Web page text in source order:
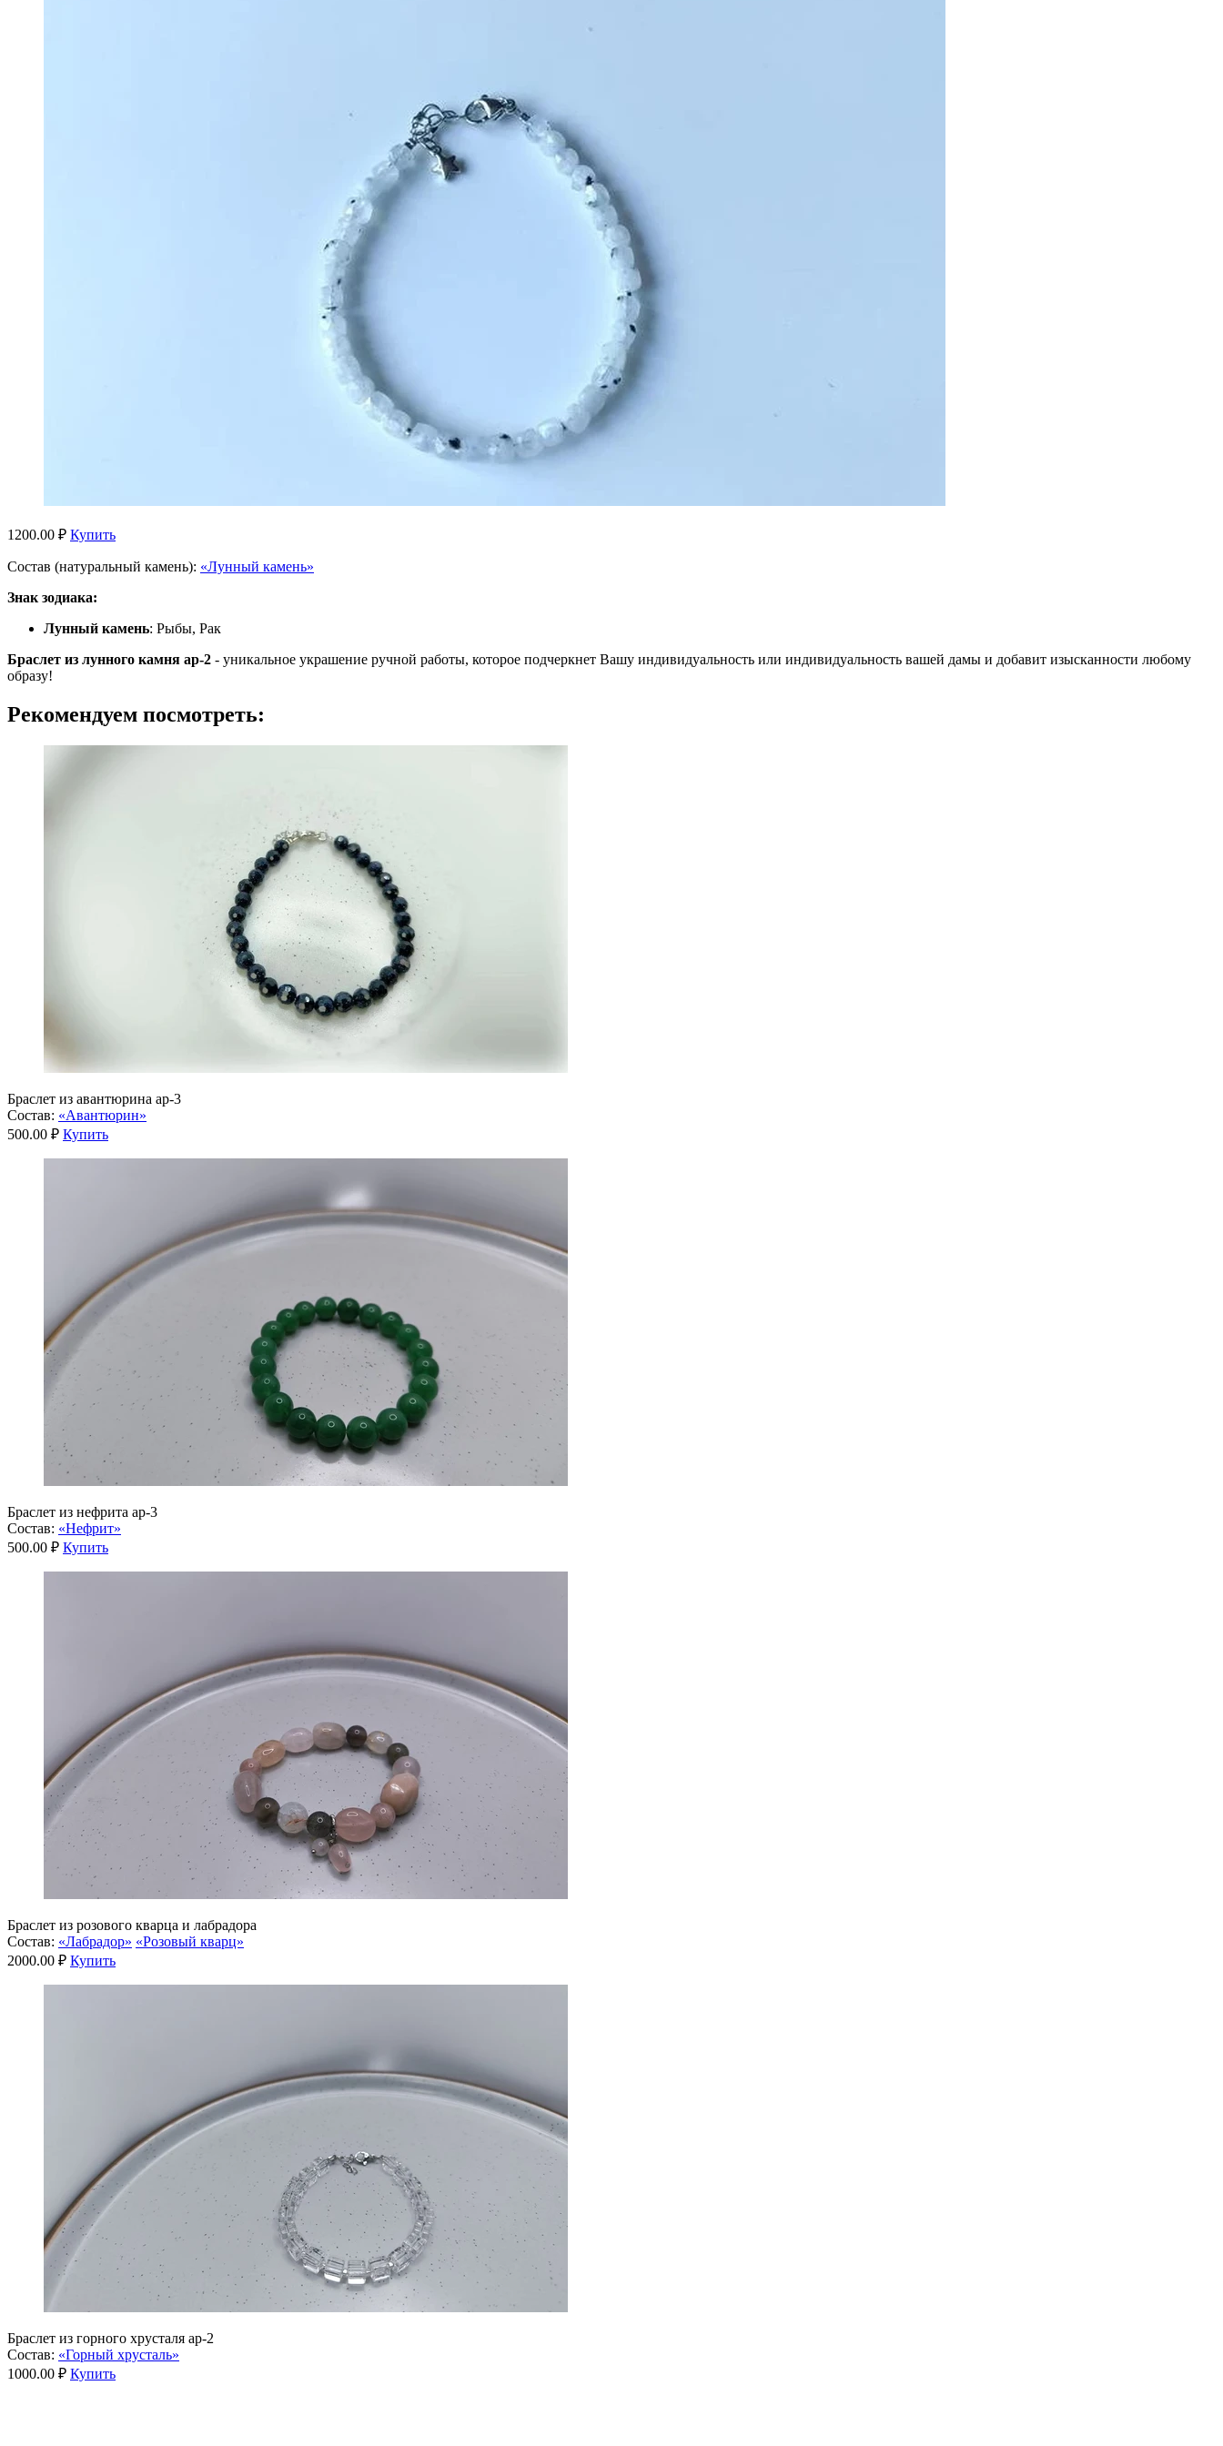
1200.00 ₽ Купить
Состав (натуральный камень): «Лунный камень»
Знак зодиака:
Лунный камень: Рыбы, Рак
Браслет из лунного камня ар-2 - уникальное украшение ручной работы, которое подчеркнет Вашу индивидуальность или индивидуальность вашей дамы и добавит изысканности любому
образу!
Рекомендуем посмотреть:
Браслет из авантюрина ар-3
Состав: «Авантюрин»
500.00 ₽ Купить
Браслет из нефрита ар-3
Состав: «Нефрит»
500.00 ₽ Купить
Браслет из розового кварца и лабрадора
Состав: «Лабрадор» «Розовый кварц»
2000.00 ₽ Купить
Браслет из горного хрусталя ар-2
Состав: «Горный хрусталь»
1000.00 ₽ Купить